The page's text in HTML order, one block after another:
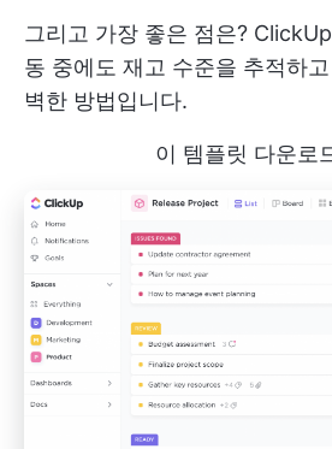
그리고 가장 좋은 점은?
동 중에도 재고 수준을 추적하
벽한 방법입니다.
이 템플릿 다운로